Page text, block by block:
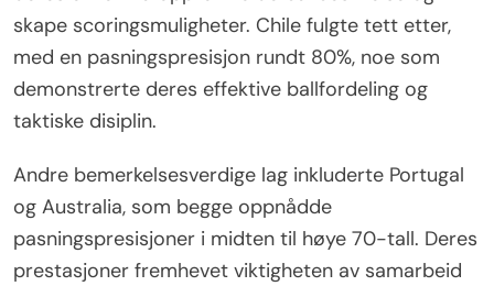
skape scoringsmuligheter. Chile fulgte tett etter,
med en pasningspresisjon rundt 80%, noe som
demonstrerte deres effektive ballfordeling og
taktiske disiplin.
Andre bemerkelsesverdige lag inkluderte Portugal
og Australia, som begge oppnådde
pasningspresisjoner i midten til høye 70-tall. Deres
prestasjoner fremhevet viktigheten av samarbeid